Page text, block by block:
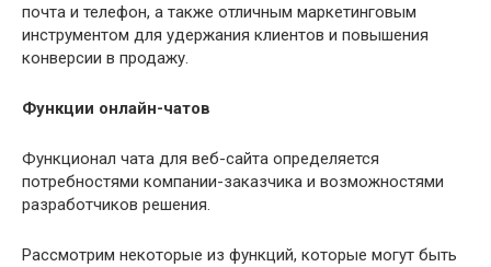
почта и телефон, а также отличным маркетинговым
инструментом для удержания клиентов и повышения
конверсии в продажу.
Функции онлайн-чатов
Функционал чата для веб-сайта определяется
потребностями компании-заказчика и возможностями
разработчиков решения.
Рассмотрим некоторые из функций, которые могут быть